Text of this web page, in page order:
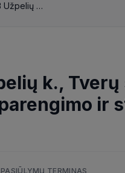
Melioracijos statinio – tilto per gr. P-13 Užpelių k., Tverų sen., Rietavo sav., rekonstrukcijos techninio darbo projekto parengimo ir statybos darbai
k., Tverų
ir
PASIŪLYMŲ TERMINAS